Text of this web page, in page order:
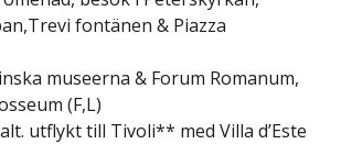
fontänen & Piazza
museerna & Forum Romanum,
(F,L)
utflykt till Tivoli** med Villa d’Este